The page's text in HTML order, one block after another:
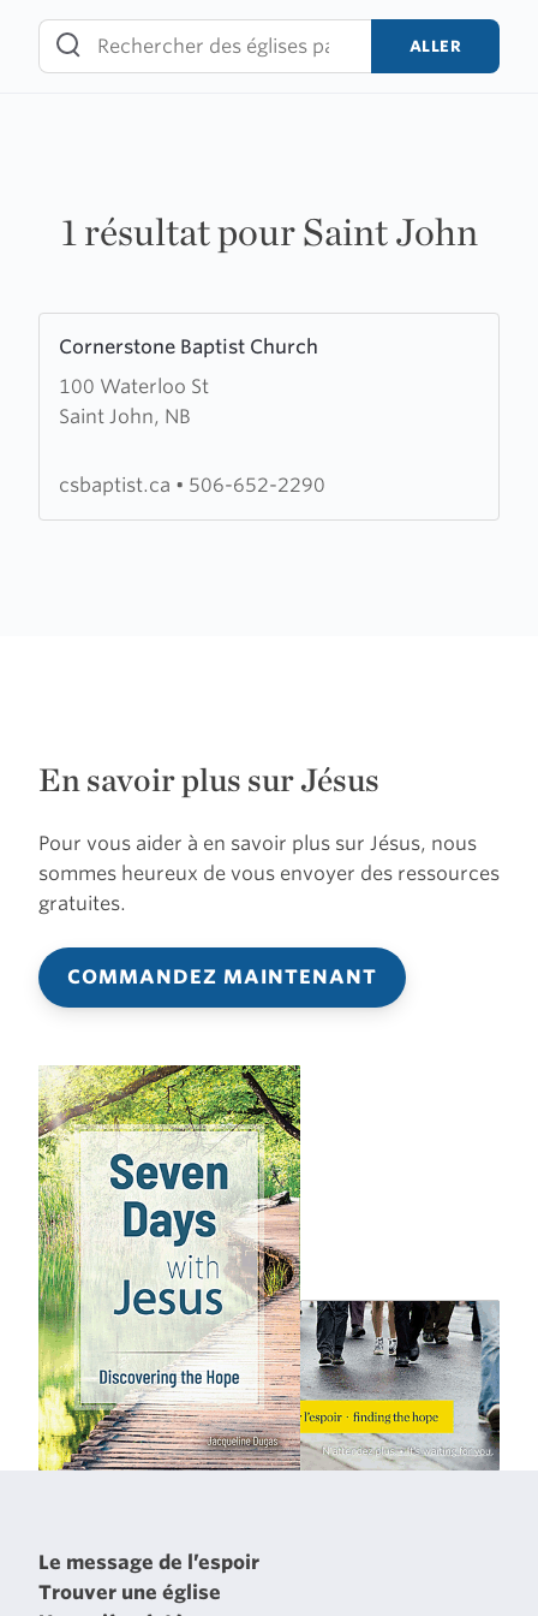
content
ALLER
1 résultat pour Saint John
Cornerstone Baptist Church
100 Waterloo St
Saint John, NB
more
about
Cornerstone
Church
csbaptist.ca • 506-652-2290
En savoir plus sur Jésus
Pour vous aider à en savoir plus sur Jésus, nous
sommes heureux de vous envoyer des ressources
gratuites.
COMMANDEZ MAINTENANT
Le message de l’espoir
Trouver une église